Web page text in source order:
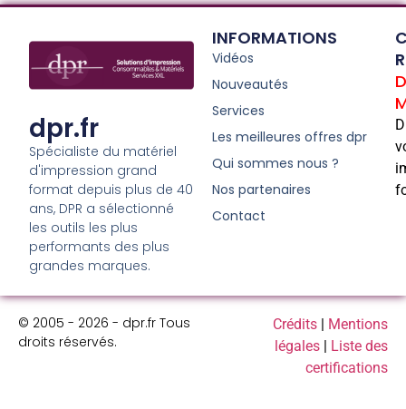
dpr.fr
Spécialiste du matériel
d'impression grand
format depuis plus de 40
ans, DPR a sélectionné
les outils les plus
performants des plus
grandes marques.
INFORMATIONS
Vidéos
Nouveautés
Services
Les meilleures offres dpr
Qui sommes nous ?
Nos partenaires
Contact
© 2005 - 2026 - dpr.fr Tous
droits réservés.
Crédits | Mentions
légales | Liste des
certifications